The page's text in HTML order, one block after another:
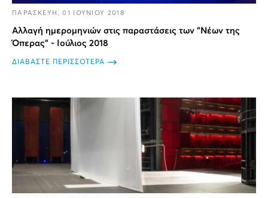
ΠΑΡΑΣΚΕΥΗ, 01 ΙΟΥΝΙΟΥ 2018
Αλλαγή ημερομηνιών στις παραστάσεις των "Νέων της
Όπερας" - Ιούλιος 2018
ΔΙΑΒΑΣΤΕ ΠΕΡΙΣΣΟΤΕΡΑ